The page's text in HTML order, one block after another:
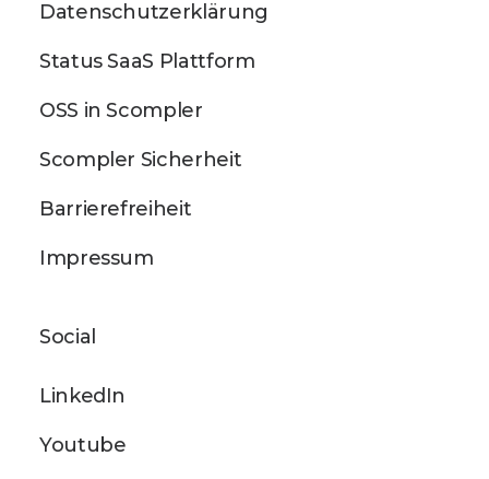
Datenschutzerklärung
Status SaaS Plattform
OSS in Scompler
Scompler Sicherheit
Barrierefreiheit
Impressum
Social
LinkedIn
Youtube